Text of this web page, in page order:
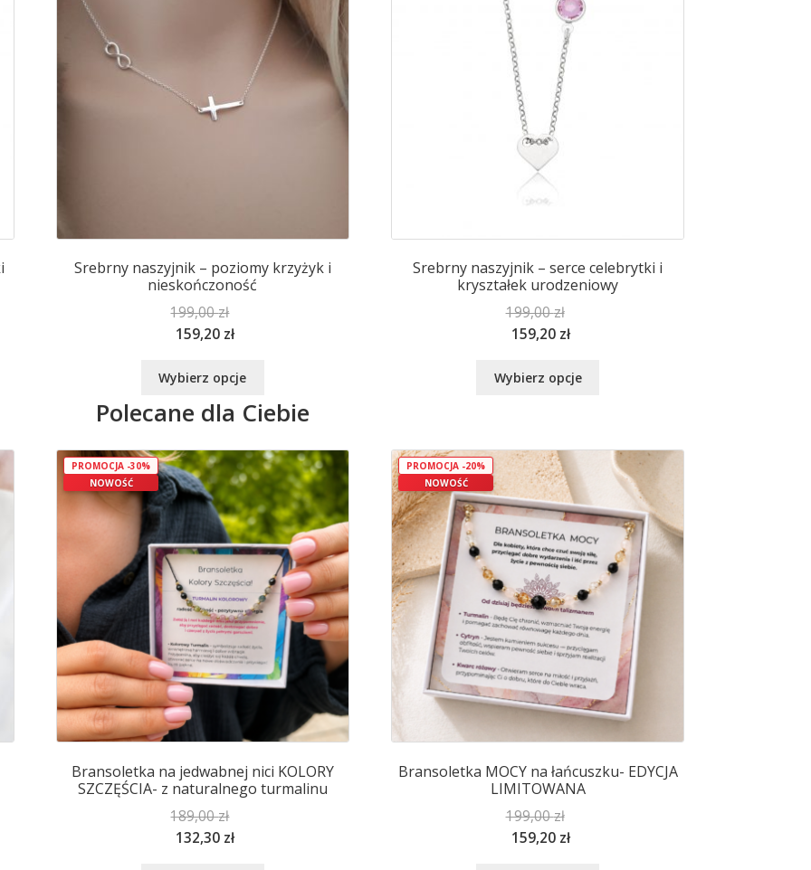
Srebrny naszyjnik – poziomy krzyżyk i
nieskończoność
199,00zł
159,20 zł
Wybierz opcje
ma
wariantów.
Opcje
można
wybrać
na
stronie
produktu
Srebrny naszyjnik – serce celebrytki i
kryształek urodzeniowy
199,00zł
159,20 zł
Wybierz opcje
wariantów.
Opcje
można
wybrać
na
stronie
produktu
Polecane dla Ciebie
NOWOŚĆ
PROMOCJA -30%
Bransoletka na jedwabnej nici KOLORY
SZCZĘŚCIA- z naturalnego turmalinu
189,00zł
132,30 zł
NOWOŚĆ
PROMOCJA -20%
Bransoletka MOCY na łańcuszku- EDYCJA
LIMITOWANA
199,00zł
159,20 zł